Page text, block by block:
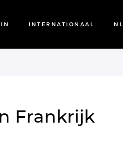
INTERNATIONAAL NL
Frankrijk